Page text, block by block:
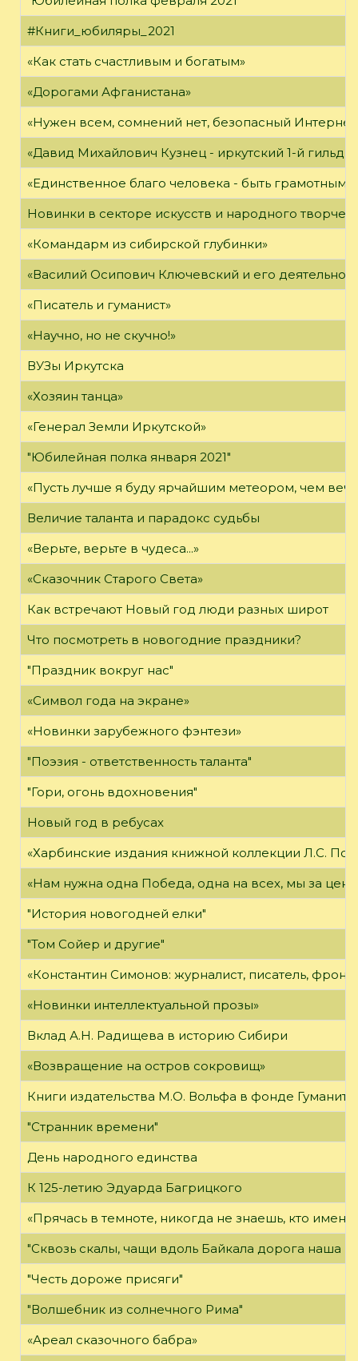
#Книги_юбиляры_2021
«Как стать счастливым и богатым»
«Дорогами Афганистана»
«Нужен всем, сомнений нет, безопасный
«Давид Михайлович Кузнец - иркутский 1-й
«Единственное благо человека - быть грамотным»
Новинки в секторе искусств и народного
«Командарм из сибирской глубинки»
«Василий Осипович Ключевский и его
«Писатель и гуманист»
«Научно, но не скучно!»
ВУЗы Иркутска
«Хозяин танца»
«Генерал Земли Иркутской»
"Юбилейная полка января 2021"
«Пусть лучше я буду ярчайшим метеором, чем
Величие таланта и парадокс судьбы
«Верьте, верьте в чудеса...»
«Сказочник Старого Света»
Как встречают Новый год люди разных широт
Что посмотреть в новогодние праздники?
"Праздник вокруг нас"
«Символ года на экране»
«Новинки зарубежного фэнтези»
"Поэзия - ответственность таланта"
"Гори, огонь вдохновения"
Новый год в ребусах
«Харбинские издания книжной коллекции Л.С.
«Нам нужна одна Победа, одна на всех, мы за
"История новогодней елки"
"Том Сойер и другие"
«Константин Симонов: журналист, писатель,
«Новинки интеллектуальной прозы»
Вклад А.Н. Радищева в историю Сибири
«Возвращение на остров сокровищ»
Книги издательства М.О. Вольфа в фонде
"Странник времени"
День народного единства
К 125-летию Эдуарда Багрицкого
«Прячась в темноте, никогда не знаешь, кто
"Сквозь скалы, чащи вдоль Байкала дорога наша
"Честь дороже присяги"
"Волшебник из солнечного Рима"
«Ареал сказочного бабра»